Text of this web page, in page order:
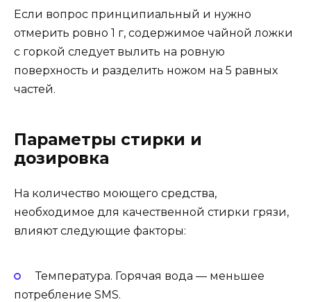
Если вопрос принципиальный и нужно
отмерить ровно 1 г, содержимое чайной ложки
с горкой следует вылить на ровную
поверхность и разделить ножом на 5 равных
частей.
Параметры стирки и
дозировка
На количество моющего средства,
необходимое для качественной стирки грязи,
влияют следующие факторы:
Температура. Горячая вода — меньшее
потребление SMS.